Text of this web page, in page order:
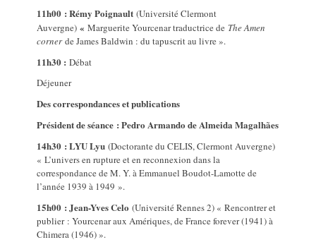
11h00 : Rémy Poignault(Université Clermont
Auvergne) «Marguerite Yourcenar traductrice de The Amen
cornerde James Baldwin : du tapuscrit au livre ».
11h30 :Débat
Déjeuner
Des correspondances et publications
Président de séance : Pedro Armando de Almeida Magalhães
14h30 : LYU Lyu (Doctorante du CELIS, Clermont Auvergne)
« L’univers en rupture et en reconnexion dans la
correspondance de M. Y. à Emmanuel Boudot-Lamotte de
l’année 1939 à 1949 ».
15h00 : Jean-Yves Celo (Université Rennes 2) « Rencontrer et
publier : Yourcenar aux Amériques, de France forever (1941) à
Chimera (1946) ».